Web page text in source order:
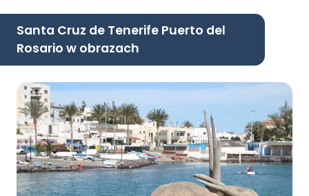
Santa Cruz de Tenerife Puerto del
Rosario w obrazach